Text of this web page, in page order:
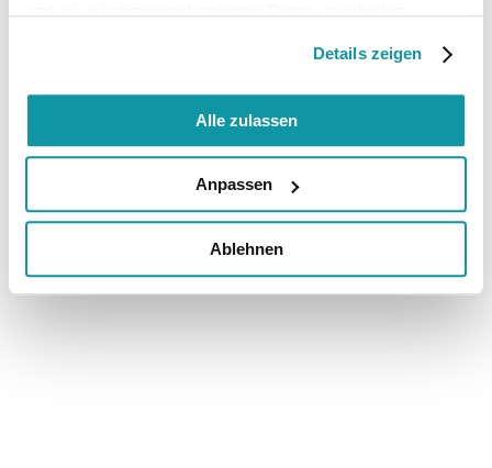
Details zeigen
Alle zulassen
Anpassen
Ablehnen